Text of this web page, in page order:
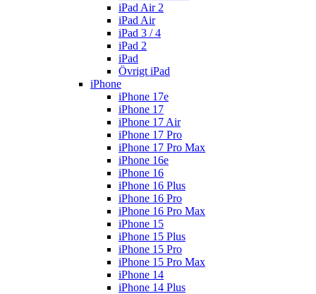
iPad Air 2
iPad Air
iPad 3 / 4
iPad 2
iPad
Övrigt iPad
iPhone
iPhone 17e
iPhone 17
iPhone 17 Air
iPhone 17 Pro
iPhone 17 Pro Max
iPhone 16e
iPhone 16
iPhone 16 Plus
iPhone 16 Pro
iPhone 16 Pro Max
iPhone 15
iPhone 15 Plus
iPhone 15 Pro
iPhone 15 Pro Max
iPhone 14
iPhone 14 Plus